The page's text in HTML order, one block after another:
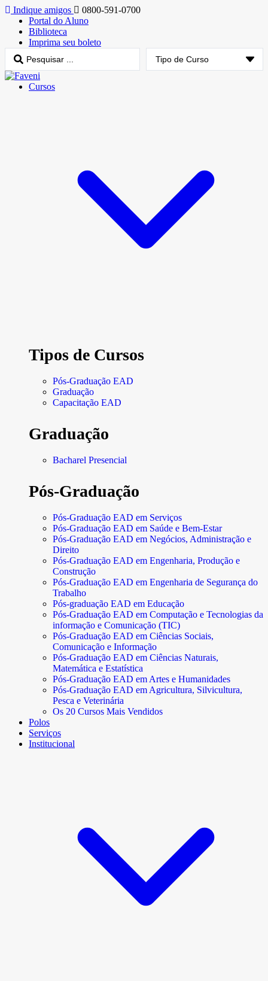
Indique amigos
0800-591-0700
Portal do Aluno
Biblioteca
Imprima seu boleto
Cursos
Tipos de Cursos
Pós-Graduação EAD
Graduação
Capacitação EAD
Graduação
Bacharel Presencial
Pós-Graduação
Pós-Graduação EAD em Serviços
Pós-Graduação EAD em Saúde e Bem-Estar
Pós-Graduação EAD em Negócios, Administração e
Direito
Pós-Graduação EAD em Engenharia, Produção e
Construção
Pós-Graduação EAD em Engenharia de Segurança do
Trabalho
Pós-graduação EAD em Educação
Pós-Graduação EAD em Computação e Tecnologias da
informação e Comunicação (TIC)
Pós-Graduação EAD em Ciências Sociais,
Comunicação e Informação
Pós-Graduação EAD em Ciências Naturais,
Matemática e Estatística
Pós-Graduação EAD em Artes e Humanidades
Pós-Graduação EAD em Agricultura, Silvicultura,
Pesca e Veterinária
Os 20 Cursos Mais Vendidos
Polos
Serviços
Institucional